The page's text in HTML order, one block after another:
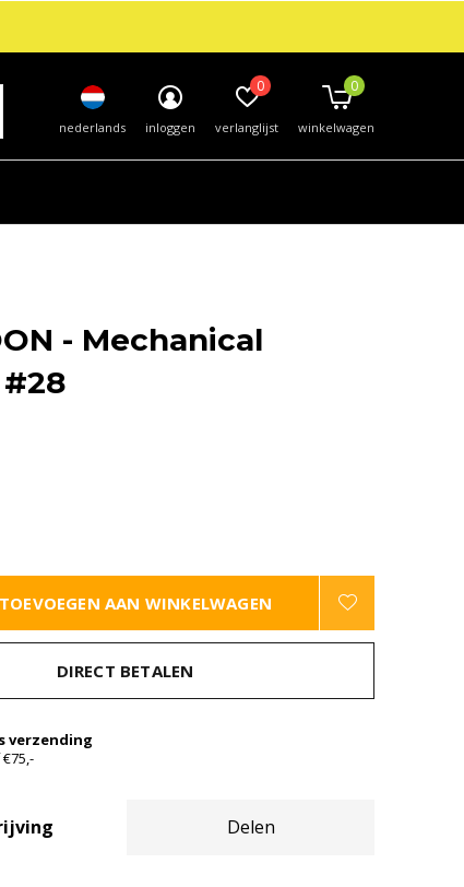
nederlands inloggen verlanglijst
0
winkelwagen
0
- Mechanical
TOEVOEGEN AAN WINKELWAGEN
DIRECT BETALEN
verzending
Delen